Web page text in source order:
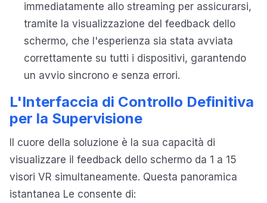
immediatamente allo streaming per assicurarsi,
tramite la visualizzazione del feedback dello
schermo, che l'esperienza sia stata avviata
correttamente su tutti i dispositivi, garantendo
un avvio sincrono e senza errori.
L'Interfaccia di Controllo Definitiva
per la Supervisione
Il cuore della soluzione è la sua capacità di
visualizzare il feedback dello schermo da 1 a 15
visori VR simultaneamente. Questa panoramica
istantanea Le consente di: